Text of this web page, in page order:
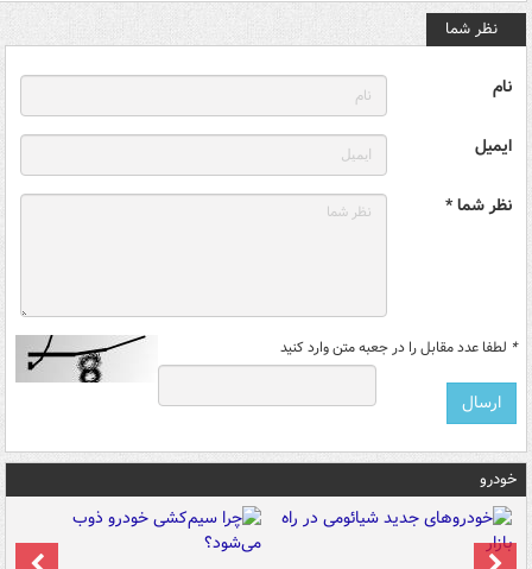
نظر شما
نام
ایمیل
نظر شما *
* لطفا عدد مقابل را در جعبه متن وارد کنید
خودرو